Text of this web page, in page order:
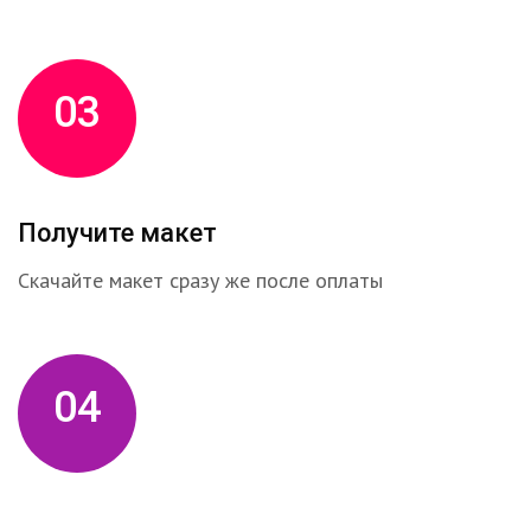
03
Получите макет
Скачайте макет сразу же после оплаты
04